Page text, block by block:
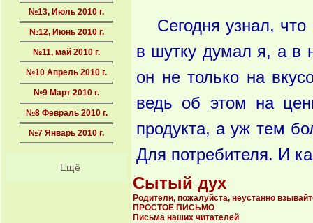
№13, Июль 2010 г.
№12, Июнь 2010 г.
№11, май 2010 г.
№10 Апрель 2010 г.
№9 Март 2010 г.
№8 Февраль 2010 г.
№7 Январь 2010 г.
Ещё
Сегодня узнал,
в шутку думал я, а в
он не только на
ведь об этом на
продукта, а уж тем
Для потребителя. И
Сытый дух
Родители, пожалуйста, неустанно
ПРОСТОЕ ПИСЬМО
Письма наших читателей